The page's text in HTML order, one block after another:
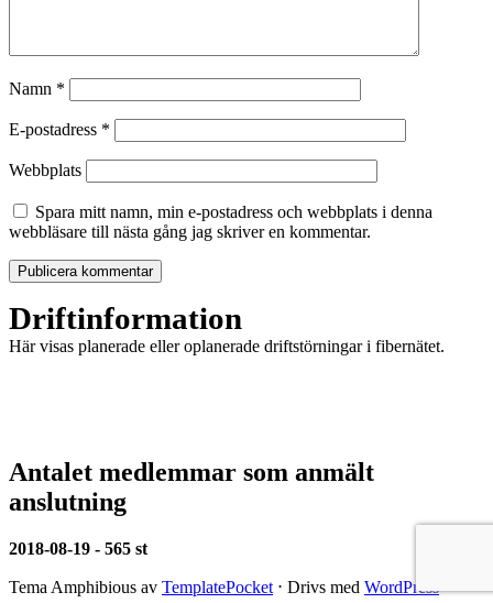
Namn *
E-postadress *
Webbplats
Spara mitt namn, min e-postadress och webbplats i denna
webbläsare till nästa gång jag skriver en kommentar.
Driftinformation
Här visas planerade eller oplanerade driftstörningar i fibernätet.
Antalet medlemmar som anmält
anslutning
2018-08-19 - 565 st
Tema Amphibious av TemplatePocket ⋅ Drivs med WordPress